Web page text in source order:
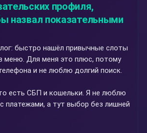
профиля,
назвал показательными
быстро нашёл привычные слоты
меню. Для меня это плюс, потому
и не люблю долгий поиск.
есть СБП и кошельки. Я не люблю
а тут выбор без лишней